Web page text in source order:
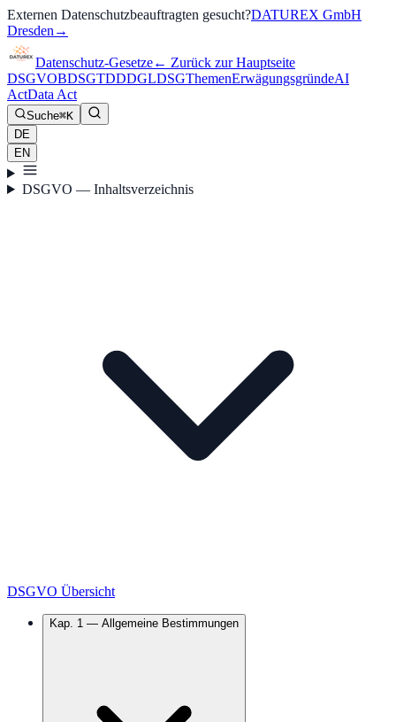
Externen Datenschutzbeauftragten gesucht?DATUREX GmbH
Dresden →
Datenschutz-Gesetze← Zurück zur Hauptseite
DSGVOBDSGTDDDGLDSGThemenErwägungsgründeAI
ActData Act
Suche⌘K
DE
EN
DSGVO — Inhaltsverzeichnis
DSGVO Übersicht
Kap. 1 — Allgemeine Bestimmungen